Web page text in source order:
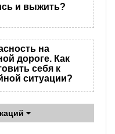
и выжить?
на
дороге. Как
себя к
ситуации?